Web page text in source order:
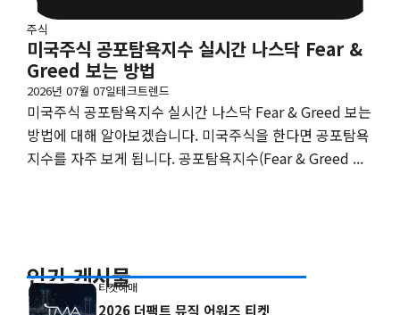
주식
미국주식 공포탐욕지수 실시간 나스닥 Fear &
Greed 보는 방법
2026년 07월 07일테크트렌드
미국주식 공포탐욕지수 실시간 나스닥 Fear & Greed 보는
방법에 대해 알아보겠습니다. 미국주식을 한다면 공포탐욕
지수를 자주 보게 됩니다. 공포탐욕지수(Fear & Greed ...
인기 게시물
티켓예매
2026 더팩트 뮤직 어워즈 티켓